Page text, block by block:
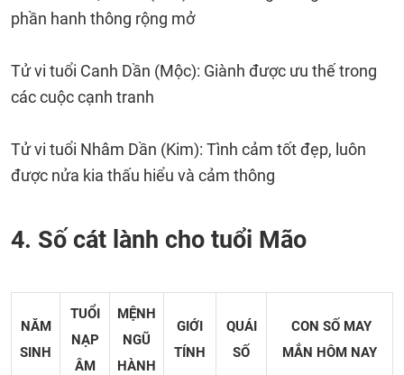
phần hanh thông rộng mở
Tử vi tuổi Canh Dần (Mộc): Giành được ưu thế trong
các cuộc cạnh tranh
Tử vi tuổi Nhâm Dần (Kim): Tình cảm tốt đẹp, luôn
được nửa kia thấu hiểu và cảm thông
4. Số cát lành cho tuổi Mão
NĂM
SINH
TUỔI
NẠP
ÂM
MỆNH
NGŨ
HÀNH
GIỚI
TÍNH
QUÁI
SỐ
CON SỐ MAY
MẮN HÔM NAY